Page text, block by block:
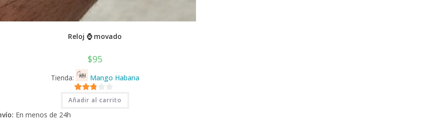
Reloj ⌚ movado
$95
Tienda: Mango Habana
2.71
de 5
Añadir al carrito
En menos de 24h